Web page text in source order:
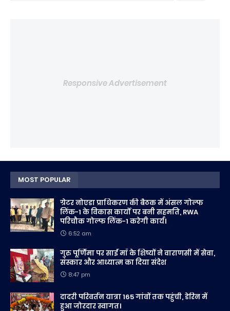
Responsive Advertisement
MOST POPULAR
ग्रेटर नोएडा प्राधिकरण की बैठक में अंसल गोल्फ
लिंक-1 के विकास कार्यों पर बनी सहमति, RWA
परिचौक गोल्फ लिंक-1 करेगी कार्य।
6:52 am
गुरु पूर्णिमा पर साईं माँ के शिष्यों ने वाराणसी में सेवा,
संस्कार और आध्यात्म का दिया संदेश
8:47 pm
दादरी परिवर्तन यात्रा 165 गांवों तक पहुंची, डेरिन में
हुआ जोरदार स्वागत।